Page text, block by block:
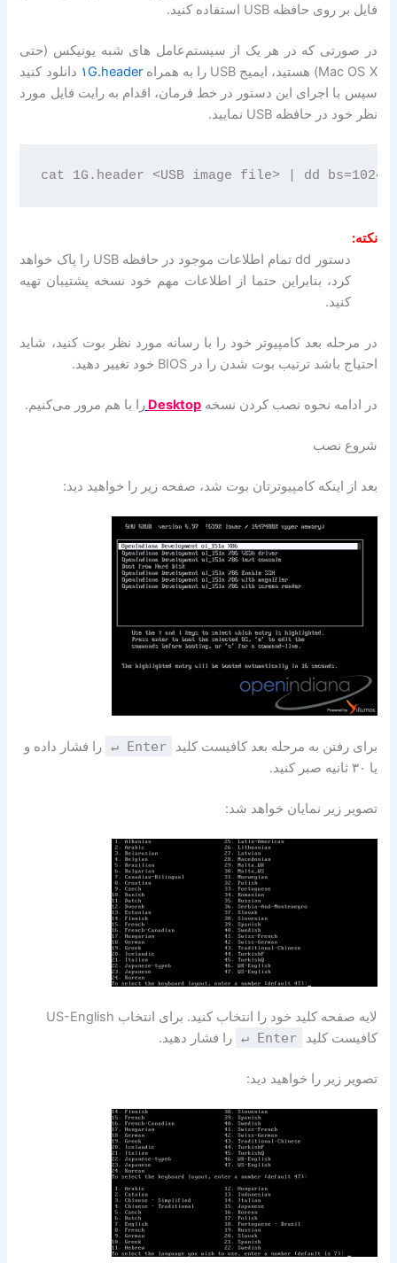
فایل بر روی حافظه USB استفاده کنید.
در صورتی که در هر یک از سیستم‌عامل های شبه یونیکس (حتی
Mac OS X) هستید، ایمیج USB را به همراه
۱G.header دانلود کنید
سپس با اجرای این دستور در خط فرمان، اقدام به رایت فایل مورد
نظر خود در حافظه USB نمایید.
نکته:
دستور dd تمام اطلاعات موجود در حافظه USB را پاک خواهد
کرد، بنابراین حتما از اطلاعات مهم خود نسخه پشتیبان تهیه
کنید.
در مرحله بعد کامپیوتر خود را با رسانه مورد نظر بوت کنید، شاید
احتیاج باشد ترتیب بوت شدن را در BIOS خود تغییر دهید.
در ادامه نحوه نصب کردن نسخهDesktop را با هم مرور می‌کنیم.
شروع نصب
بعد از اینکه کامپیوترتان بوت شد، صفحه زیر را خواهید دید:
برای رفتن به مرحله بعد کافیست کلید ↵ Enter را فشار داده و
یا ۳۰ ثانیه صبر کنید.
تصویر زیر نمایان خواهد شد:
لایه صفحه‌ کلید خود را انتخاب کنید. برای انتخاب US-English
کافیست کلید
↵ Enter را فشار دهید.
تصویر زیر را خواهید دید: